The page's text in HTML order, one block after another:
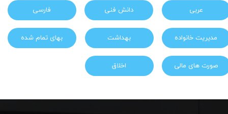
عربی فارسی
مدیریت خانواده بهداشت بهای تمام شده
صورت های مالی
دانش فنی
اخلاق